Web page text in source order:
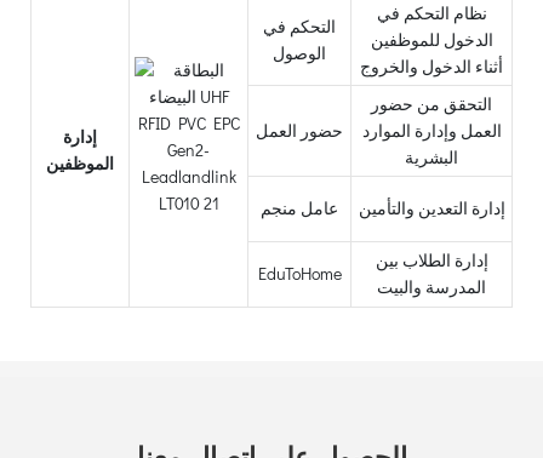
إدارة
الموظفين
التحكم في
الوصول
نظام التحكم في
الدخول للموظفين
أثناء الدخول والخروج
حضور العمل
التحقق من حضور
العمل وإدارة الموارد
البشرية
عامل منجم إدارة التعدين والتأمين
EduToHome
إدارة الطلاب بين
المدرسة والبيت